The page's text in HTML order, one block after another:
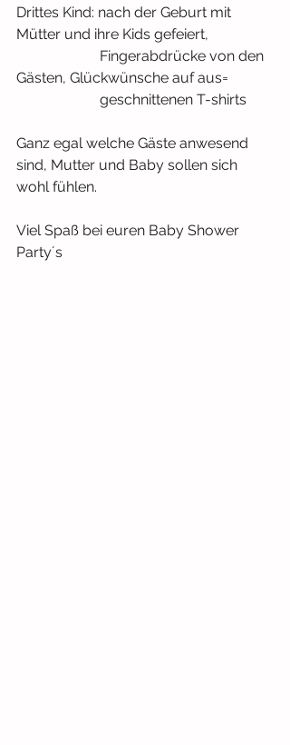
Drittes Kind: nach der Geburt mit
Mütter und ihre Kids gefeiert,
Gästen, Glückwünsche auf aus=
                       geschnittenen T-shirts
Ganz egal welche Gäste anwesend
sind, Mutter und Baby sollen sich
wohl fühlen.
Viel Spaß bei euren Baby Shower
Party´s